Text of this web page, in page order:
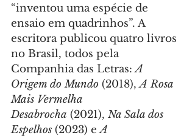
“inventou uma espécie de
ensaio em quadrinhos”. A
escritora publicou quatro livros
no Brasil, todos pela
Companhia das Letras: A
Origem do Mundo (2018), A Rosa
Mais Vermelha
Desabrocha (2021), Na Sala dos
Espelhos (2023) e A